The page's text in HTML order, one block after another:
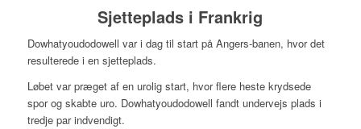
Sjetteplads i Frankrig
Dowhatyoudodowell var i dag til start på Angers-banen, hvor det
resulterede i en sjetteplads.
Løbet var præget af en urolig start, hvor flere heste krydsede
spor og skabte uro. Dowhatyoudodowell fandt undervejs plads i
tredje par indvendigt.